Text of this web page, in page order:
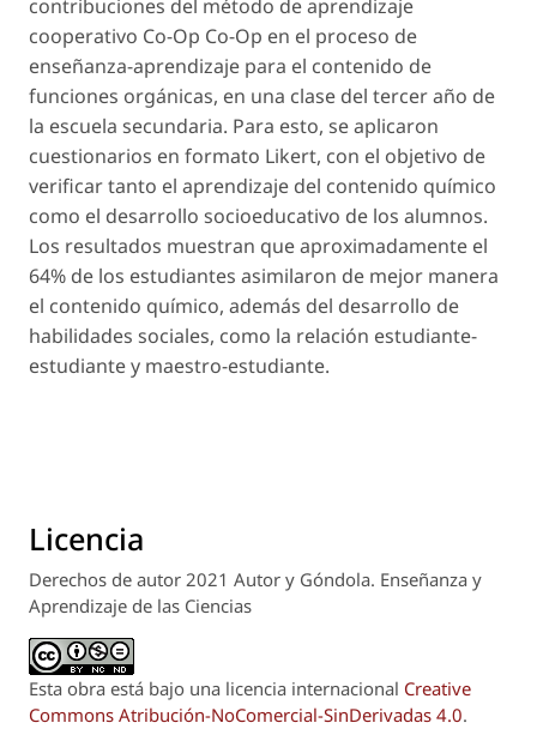
contribuciones del método de aprendizaje
cooperativo Co-Op Co-Op en el proceso de
enseñanza-aprendizaje para el contenido de
funciones orgánicas, en una clase del tercer año de
la escuela secundaria. Para esto, se aplicaron
cuestionarios en formato Likert, con el objetivo de
verificar tanto el aprendizaje del contenido químico
como el desarrollo socioeducativo de los alumnos.
Los resultados muestran que aproximadamente el
64% de los estudiantes asimilaron de mejor manera
el contenido químico, además del desarrollo de
habilidades sociales, como la relación estudiante-
estudiante y maestro-estudiante.
Licencia
Derechos de autor 2021 Autor y Góndola. Enseñanza y
Aprendizaje de las Ciencias
Esta obra está bajo una licencia internacional Creative
Commons Atribución-NoComercial-SinDerivadas 4.0.